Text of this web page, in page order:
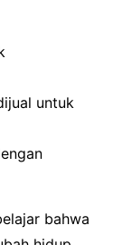
untuk
bahwa